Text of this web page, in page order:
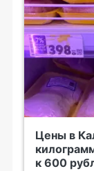
Цены в
к 600